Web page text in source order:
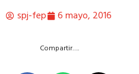
spj-fep 6 mayo, 2016
Compartir….